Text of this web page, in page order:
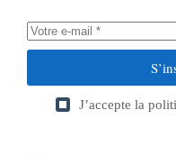
J’accepte la